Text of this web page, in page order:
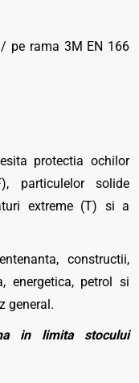
pe rama 3M EN 166
protectia ochilor
particulelor solide
extreme (T) si a
constructii,
energetica, petrol si
general.
in limita stocului